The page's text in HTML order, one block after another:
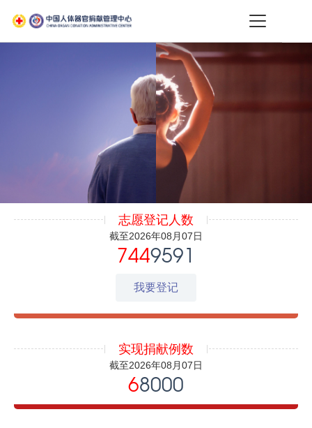
志愿登记人数
截至2026年08月07日
7449591
我要登记
实现捐献例数
截至2026年08月07日
68000